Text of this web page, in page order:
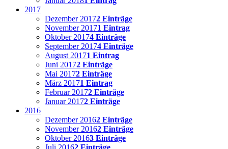
2017
Dezember 20172 Einträge
November 20171 Eintrag
Oktober 20174 Einträge
September 20174 Einträge
August 20171 Eintrag
Juni 20172 Einträge
Mai 20172 Einträge
März 20171 Eintrag
Februar 20172 Einträge
Januar 20172 Einträge
2016
Dezember 20162 Einträge
November 20162 Einträge
Oktober 20163 Einträge